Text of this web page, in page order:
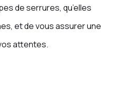
de serrures, qu’elles
et de vous assurer une
attentes.